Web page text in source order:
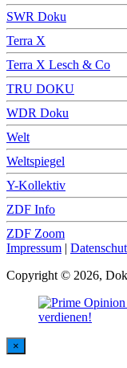
SWR Doku
Terra X
Terra X Lesch & Co
TRU DOKU
WDR Doku
Welt
Weltspiegel
Y-Kollektiv
ZDF Info
ZDF Zoom
Impressum |
Copyright © 2026,
×